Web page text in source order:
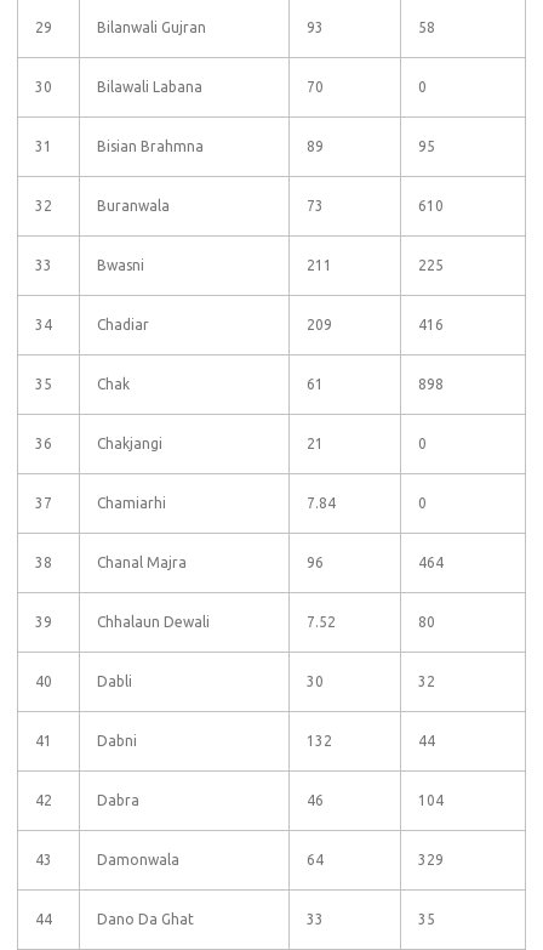
29 Bilanwali Gujran 93 58
30 Bilawali Labana 70 0
31 Bisian Brahmna 89 95
32 Buranwala 73 610
33 Bwasni 211 225
34 Chadiar 209 416
35 Chak 61 898
36 Chakjangi 21 0
37 Chamiarhi 7.84 0
38 Chanal Majra 96 464
39 Chhalaun Dewali 7.52 80
40 Dabli 30 32
41 Dabni 132 44
42 Dabra 46 104
43 Damonwala 64 329
44 Dano Da Ghat 33 35